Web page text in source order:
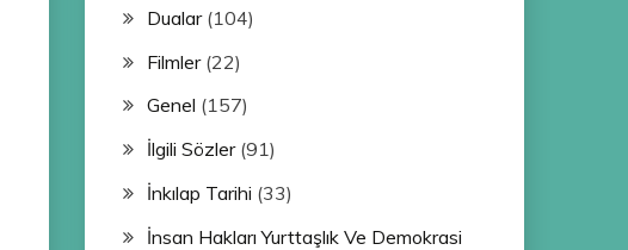
Dualar(104)
Filmler(22)
Genel (157)
İlgili Sözler(91)
İnkılap Tarihi (33)
İnsan Hakları Yurttaşlık Ve Demokrasi